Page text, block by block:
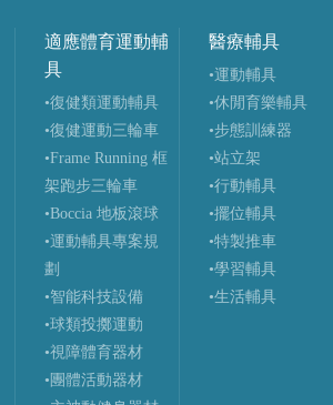
適應體育運動輔
具
•復健類運動輔具
•復健運動三輪車
•Frame Running 框
架跑步三輪車
•Boccia 地板滾球
•運動輔具專案規
劃
•智能科技設備
•球類投擲運動
•視障體育器材
•團體活動器材
醫療輔具
•運動輔具
•休閒育樂輔具
•步態訓練器
•站立架
•行動輔具
•擺位輔具
•特製推車
•學習輔具
•生活輔具